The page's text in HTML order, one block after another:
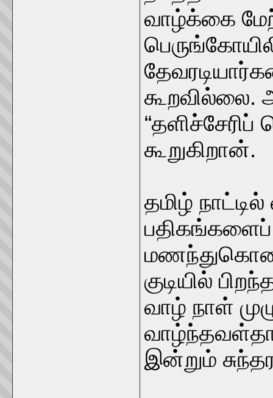
வாழ்க்கை
கூறவில்லை.
கூறுகிறான்.
தமிழ்
பதிகங்களைப்
குடியில்
வாழ் நாள்
இன்றும்